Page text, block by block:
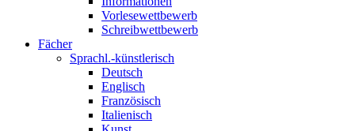
Vorlesewettbewerb
Schreibwettbewerb
Fächer
Sprachl.-künstlerisch
Deutsch
Englisch
Französisch
Italienisch